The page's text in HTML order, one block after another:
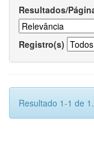
Resultados/
Registro(s)
Resultado 1-1 de 1.